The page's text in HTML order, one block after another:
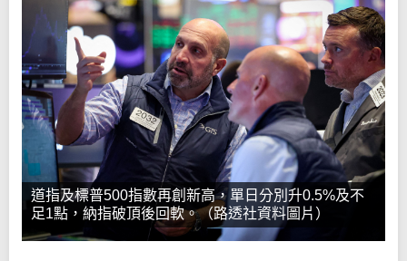
道指及標普500指數再創新高，單日分別升0.5%及不
足1點，納指破頂後回軟。（路透社資料圖片）